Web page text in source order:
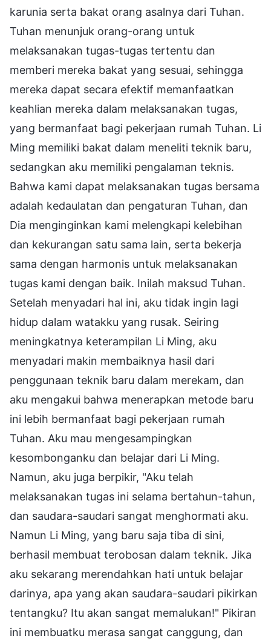
karunia serta bakat orang asalnya dari Tuhan.
Tuhan menunjuk orang-orang untuk
melaksanakan tugas-tugas tertentu dan
memberi mereka bakat yang sesuai, sehingga
mereka dapat secara efektif memanfaatkan
keahlian mereka dalam melaksanakan tugas,
yang bermanfaat bagi pekerjaan rumah Tuhan. Li
Ming memiliki bakat dalam meneliti teknik baru,
sedangkan aku memiliki pengalaman teknis.
Bahwa kami dapat melaksanakan tugas bersama
adalah kedaulatan dan pengaturan Tuhan, dan
Dia menginginkan kami melengkapi kelebihan
dan kekurangan satu sama lain, serta bekerja
sama dengan harmonis untuk melaksanakan
tugas kami dengan baik. Inilah maksud Tuhan.
Setelah menyadari hal ini, aku tidak ingin lagi
hidup dalam watakku yang rusak. Seiring
meningkatnya keterampilan Li Ming, aku
menyadari makin membaiknya hasil dari
penggunaan teknik baru dalam merekam, dan
aku mengakui bahwa menerapkan metode baru
ini lebih bermanfaat bagi pekerjaan rumah
Tuhan. Aku mau mengesampingkan
kesombonganku dan belajar dari Li Ming.
Namun, aku juga berpikir, "Aku telah
melaksanakan tugas ini selama bertahun-tahun,
dan saudara-saudari sangat menghormati aku.
Namun Li Ming, yang baru saja tiba di sini,
berhasil membuat terobosan dalam teknik. Jika
aku sekarang merendahkan hati untuk belajar
darinya, apa yang akan saudara-saudari pikirkan
tentangku? Itu akan sangat memalukan!" Pikiran
ini membuatku merasa sangat canggung, dan